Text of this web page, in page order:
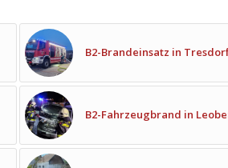
B2-Brandeinsatz in
B2-Fahrzeugbrand in